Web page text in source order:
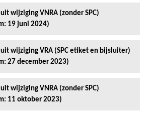
wijziging VNRA (zonder SPC)
19 juni 2024)
wijziging VRA (SPC etiket en bijsluiter)
27 december 2023)
wijziging VNRA (zonder SPC)
11 oktober 2023)